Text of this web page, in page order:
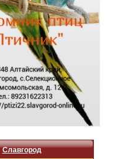
Славгород